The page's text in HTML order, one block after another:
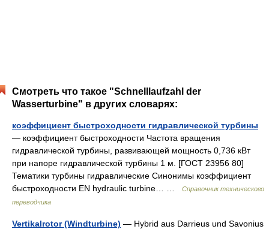
Смотреть что такое "Schnelllaufzahl der
Wasserturbine" в других словарях:
коэффициент быстроходности гидравлической турбины
— коэффициент быстроходности Частота вращения
гидравлической турбины, развивающей мощность 0,736 кВт
при напоре гидравлической турбины 1 м. [ГОСТ 23956 80]
Тематики турбины гидравлические Синонимы коэффициент
быстроходности EN hydraulic turbine… …
Справочник технического
переводчика
Vertikalrotor (Windturbine) — Hybrid aus Darrieus und Savonius